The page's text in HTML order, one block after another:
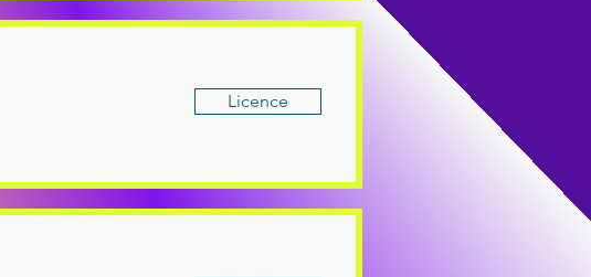
Licence